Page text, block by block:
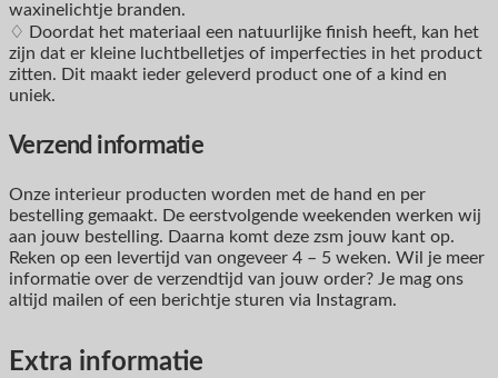
waxinelichtje branden.
♢ Doordat het materiaal een natuurlijke finish heeft, kan het
zijn dat er kleine luchtbelletjes of imperfecties in het product
zitten. Dit maakt ieder geleverd product one of a kind en
uniek.
Verzend informatie
Onze interieur producten worden met de hand en per
bestelling gemaakt. De eerstvolgende weekenden werken wij
aan jouw bestelling. Daarna komt deze zsm jouw kant op.
Reken op een levertijd van ongeveer 4 – 5 weken. Wil je meer
informatie over de verzendtijd van jouw order? Je mag ons
altijd mailen of een berichtje sturen via Instagram.
Extra informatie